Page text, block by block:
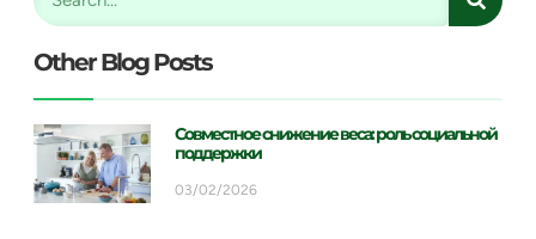
Other Blog Posts
Совместное снижение веса: роль социальной
поддержки
03/02/2026